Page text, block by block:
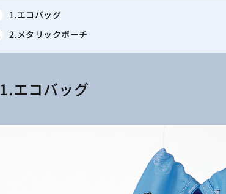
1.エコバッグ
2.メタリックポーチ
1.エコバッグ